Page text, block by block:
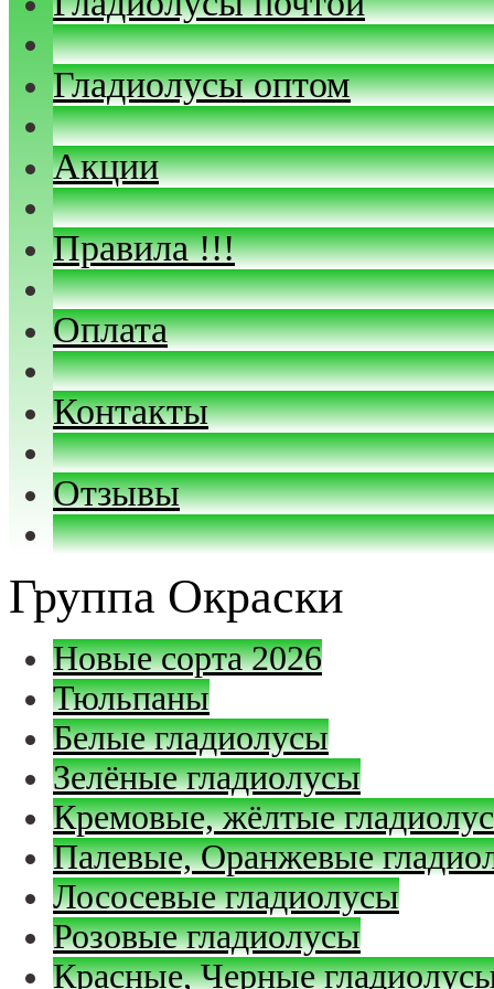
Гладиолусы оптом
Акции
Правила !!!
Оплата
Контакты
Отзывы
Группа Окраски
Новые сорта 2026
Тюльпаны
Белые гладиолусы
Зелёные гладиолусы
Кремовые, жёлтые
Палевые, Оранжевые
Лососевые гладиолусы
Розовые гладиолусы
Красные, Черные